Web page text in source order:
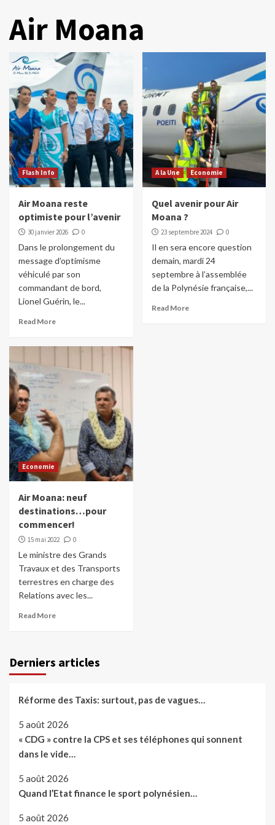
Air Moana
Flash Info
Air Moana reste
optimiste pour l’avenir
30 janvier 2026 0
Dans le prolongement du
message d’optimisme
véhiculé par son
commandant de bord,
Lionel Guérin, le...
Read More
A la Une Economie
Quel avenir pour Air
Moana ?
23 septembre 2024 0
Il en sera encore question
demain, mardi 24
septembre à l’assemblée
de la Polynésie française,...
Read More
Economie
Air Moana: neuf
destinations…pour
commencer!
15 mai 2022 0
Le ministre des Grands
Travaux et des Transports
terrestres en charge des
Relations avec les...
Read More
Derniers articles
Réforme des Taxis: surtout, pas de vagues…
5 août 2026
« CDG » contre la CPS et ses téléphones qui sonnent
dans le vide…
5 août 2026
Quand l’Etat finance le sport polynésien…
5 août 2026